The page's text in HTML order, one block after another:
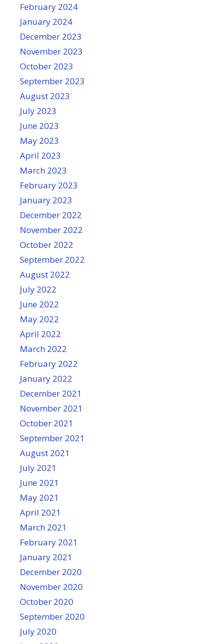
February 2024
January 2024
December 2023
November 2023
October 2023
September 2023
August 2023
July 2023
June 2023
May 2023
April 2023
March 2023
February 2023
January 2023
December 2022
November 2022
October 2022
September 2022
August 2022
July 2022
June 2022
May 2022
April 2022
March 2022
February 2022
January 2022
December 2021
November 2021
October 2021
September 2021
August 2021
July 2021
June 2021
May 2021
April 2021
March 2021
February 2021
January 2021
December 2020
November 2020
October 2020
September 2020
July 2020